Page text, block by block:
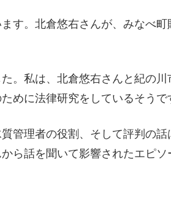
す。北倉悠右さんが、みなべ町
。私は、北倉悠右さんと紀の川
めに法律研究をしているそうで
管理者の役割、そして評判の話
ら話を聞いて影響されたエピソ